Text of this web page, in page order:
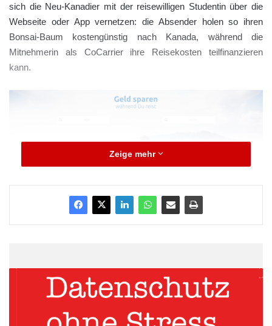
sich die Neu-Kanadier mit der reisewilligen Studentin über die
Webseite oder App vernetzen: die Absender holen so ihren
Bonsai-Baum kostengünstig nach Kanada, während die
Mitnehmerin als CoCarrier ihre Reisekosten teilfinanzieren
kann.
Logistik von Hand zu Hand
Berufstätige Pendler, reiselustige Studenten oder die
Großfamilie, die im Urlaub mit eigenem Van gen Süden reist –
Zeige mehr